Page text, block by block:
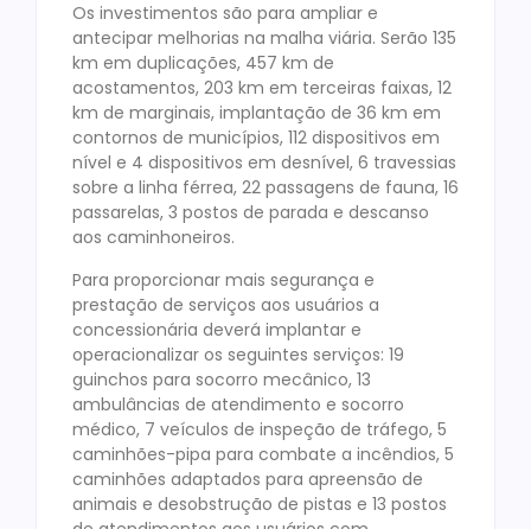
Os investimentos são para ampliar e
antecipar melhorias na malha viária. Serão 135
km em duplicações, 457 km de
acostamentos, 203 km em terceiras faixas, 12
km de marginais, implantação de 36 km em
contornos de municípios, 112 dispositivos em
nível e 4 dispositivos em desnível, 6 travessias
sobre a linha férrea, 22 passagens de fauna, 16
passarelas, 3 postos de parada e descanso
aos caminhoneiros.
Para proporcionar mais segurança e
prestação de serviços aos usuários a
concessionária deverá implantar e
operacionalizar os seguintes serviços: 19
guinchos para socorro mecânico, 13
ambulâncias de atendimento e socorro
médico, 7 veículos de inspeção de tráfego, 5
caminhões-pipa para combate a incêndios, 5
caminhões adaptados para apreensão de
animais e desobstrução de pistas e 13 postos